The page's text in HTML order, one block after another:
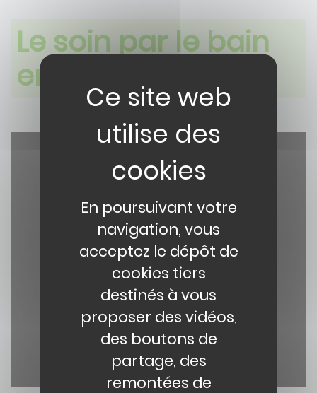
Le soin par le bain
en oncologie
YouTube est désactivé. Autoriser
En poursuivant votre
navigation, vous
acceptez le dépôt de
cookies tiers
destinés à vous
proposer des vidéos,
des boutons de
partage, des
remontées de